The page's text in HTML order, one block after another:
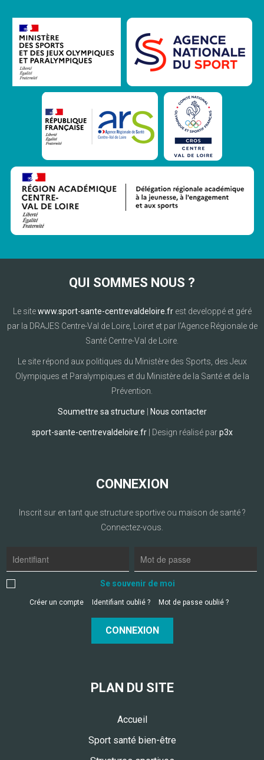
QUI SOMMES NOUS ?
Le sitewww.sport-sante-centrevaldeloire.frest developpé et géré
par la DRAJES Centre-Val de Loire, Loiret et par l'Agence Régionale de
Santé Centre-Val de Loire.
Le site répond aux politiques du Ministère des Sports, des Jeux
Olympiques et Paralympiques et du Ministère de la Santé et de la
Prévention.
Soumettre sa structure Nous contacter
sport-sante-centrevaldeloire.fr| Design réalisé parp3x
CONNEXION
Inscrit sur en tant que structure sportive ou maison de santé ?
Connectez-vous.
Se souvenir de moi
Créer un compte Identifiant oublié ? Mot de passe oublié ?
CONNEXION
PLAN DU SITE
Accueil
Sport santé bien-être